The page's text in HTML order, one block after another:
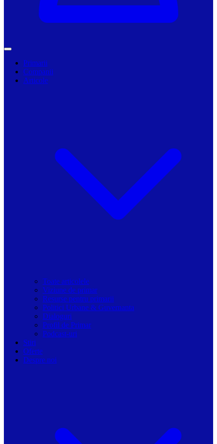
Primarii
Companii
Articole
Toate articolele
Viziune de primar
Resurse pentru primarii
Politici Urbane & Guvernanta
Dialoguri
Profil de Primar
Podcast-uri
Stiri
Oferte
Despre noi